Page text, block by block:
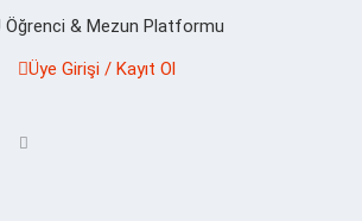
Öğrenci & Mezun Platformu
Üye Girişi / Kayıt Ol